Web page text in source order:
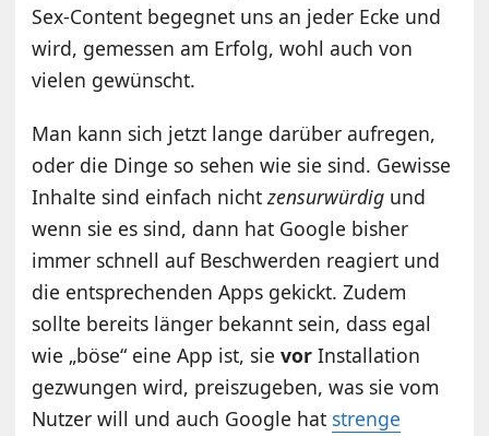
Sex-Content begegnet uns an jeder Ecke und
wird, gemessen am Erfolg, wohl auch von
vielen gewünscht.
Man kann sich jetzt lange darüber aufregen,
oder die Dinge so sehen wie sie sind. Gewisse
Inhalte sind einfach nichtzensurwürdig und
wenn sie es sind, dann hat Google bisher
immer schnell auf Beschwerden reagiert und
die entsprechenden Apps gekickt. Zudem
sollte bereits länger bekannt sein, dass egal
wie „böse“ eine App ist, sievorInstallation
gezwungen wird, preiszugeben, was sie vom
Nutzer will und auch Google hat strenge